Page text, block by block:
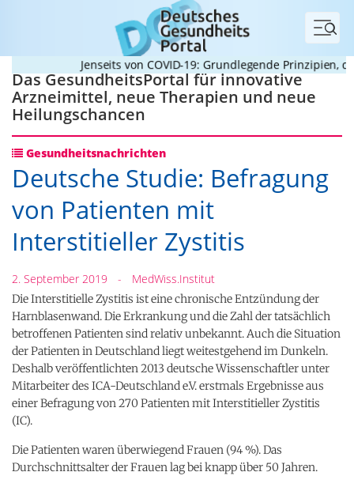
Menü
Jenseits von COVID-19: Grundlegende Prinzipien, die
Das GesundheitsPortal für innovative
Arzneimittel, neue Therapien und neue
Heilungschancen
Gesundheitsnachrichten
Deutsche Studie: Befragung
von Patienten mit
Interstitieller Zystitis
2. September 2019 - MedWiss.Institut
Die Interstitielle Zystitis ist eine chronische Entzündung der
Harnblasenwand. Die Erkrankung und die Zahl der tatsächlich
betroffenen Patienten sind relativ unbekannt. Auch die Situation
der Patienten in Deutschland liegt weitestgehend im Dunkeln.
Deshalb veröffentlichten 2013 deutsche Wissenschaftler unter
Mitarbeiter des ICA-Deutschland e.V. erstmals Ergebnisse aus
einer Befragung von 270 Patienten mit Interstitieller Zystitis
(IC).
Die Patienten waren überwiegend Frauen (94 %). Das
Durchschnittsalter der Frauen lag bei knapp über 50 Jahren.